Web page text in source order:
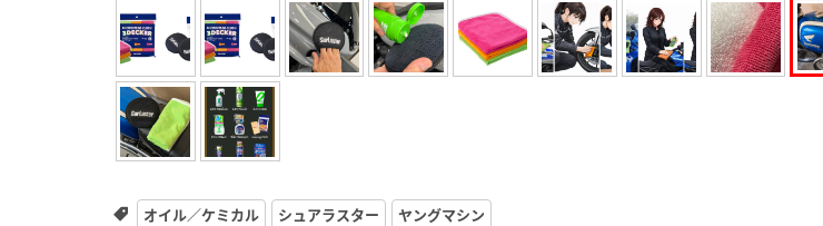
オイル／ケミカル シュアラスター ヤングマシン